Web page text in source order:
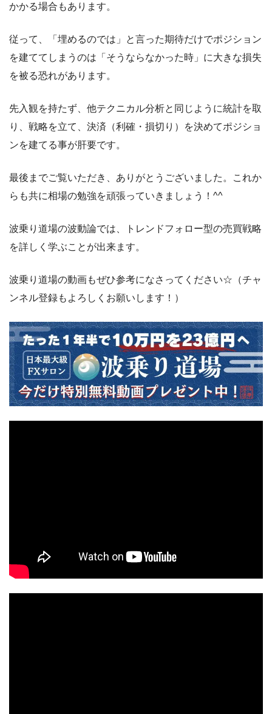
かかる場合もあります。
従って、「埋めるのでは」と言った期待だけでポジション
を建ててしまうのは「そうならなかった時」に大きな損失
を被る恐れがあります。
先入観を持たず、他テクニカル分析と同じように統計を取
り、戦略を立て、決済（利確・損切り）を決めてポジショ
ンを建てる事が肝要です。
最後までご覧いただき、ありがとうございました。これか
らも共に相場の勉強を頑張っていきましょう！^^
波乗り道場の波動論では、トレンドフォロー型の売買戦略
を詳しく学ぶことが出来ます。
波乗り道場の動画もぜひ参考になさってください☆（チャ
ンネル登録もよろしくお願いします！）